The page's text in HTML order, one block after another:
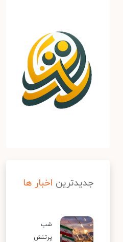
جدیدترین اخبار ها
شب
پرتنش